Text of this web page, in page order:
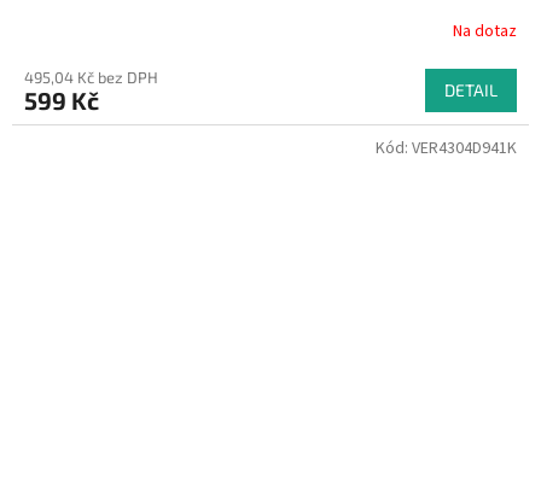
Na dotaz
495,04 Kč bez DPH
599 Kč DETAIL
Kód: VER4304D941K